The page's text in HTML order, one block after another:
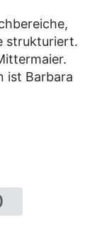
strukturiert.
ist Barbara